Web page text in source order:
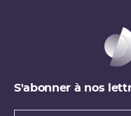
S'abonner à nos
Types de